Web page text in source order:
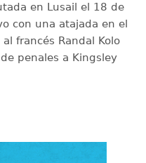
en Lusail el 18 de
con una atajada en el
francés Randal Kolo
penales a Kingsley